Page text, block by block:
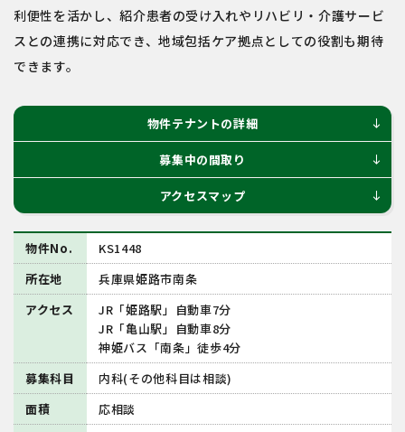
利便性を活かし、紹介患者の受け入れやリハビリ・介護サービ
スとの連携に対応でき、地域包括ケア拠点としての役割も期待
できます。
物件テナントの詳細 south
募集中の間取り south
アクセスマップ south
物件No.
KS1448
所在地
兵庫県姫路市南条
アクセス
JR「姫路駅」自動車7分
JR「亀山駅」自動車8分
神姫バス「南条」徒歩4分
募集科目
内科(その他科目は相談)
面積
応相談